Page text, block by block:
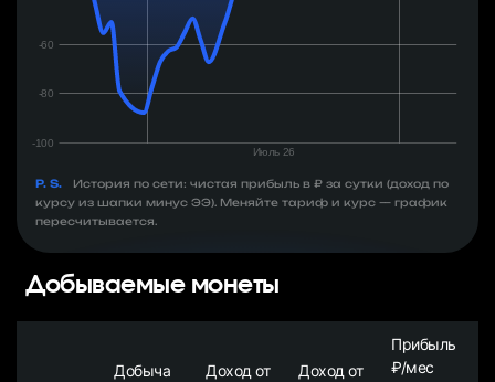
P. S.
История по сети: чистая прибыль в ₽ за сутки (доход по
курсу из шапки минус ЭЭ). Меняйте тариф и курс — график
пересчитывается.
Добываемые монеты
Добыча
Доход от
Доход от
Прибыль
₽/мес